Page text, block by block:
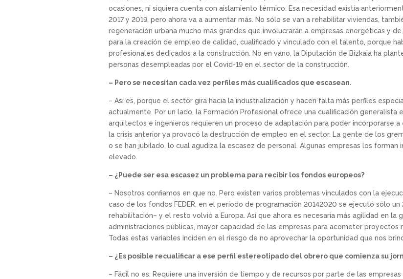
ocasiones, ni siquiera cuenta con aislamiento térmico. Esa necesidad existía
2017 y 2019, pero ahora va a aumentar más. No sólo se van a rehabilitar viviendas,
regeneración urbana mucho más grandes que involucrarán a empresas energéticas y
para la creación de empleo de calidad, cualificado y vinculado con el talento, porque
profesionales dedicados a la construcción. No en vano, la Diputación de Bizkaia ha
personas desempleadas por el Covid-19 en el sector de la construcción.
– Pero se necesitan cada vez perfiles más cualificados que escasean.
– Así es, porque el sector gira hacia la industrialización y hacen falta más perfiles
actualmente. Por un lado, la Formación Profesional ofrece una cualificación generalista
arquitectos e ingenieros requieren un proceso de adaptación para poder incorporarse a
la crisis anterior ya provocó la destrucción de empleo en el sector. La gente de los
o se han jubilado, lo cual agudiza la escasez de personal. Algunas empresas los
elevado.
– ¿Puede ser esa escasez un problema para recibir los fondos europeos?
– Nosotros confiamos en que no. Pero existen varios problemas vinculados con la
caso de los fondos FEDER, en el período de programación 20142020 se ejecutó sólo un
rehabilitación– y el resto volvió a Europa. Así que ahora es necesaria más agilidad en
administraciones públicas, mayor capacidad de las empresas para acometer proyectos
Todas estas variables inciden en el riesgo de no aprovechar la oportunidad que nos
– ¿Es posible recualificar a ese perfil estereotipado del obrero que comienza su
– Fácil no es. Requiere una inversión de tiempo y de recursos por parte de las